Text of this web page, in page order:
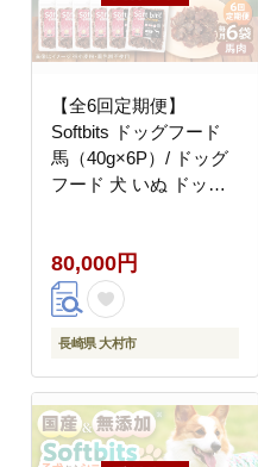
【全6回定期便】
Softbits ドッグフード
馬（40g×6P）/ ドッグ
フード 犬 いぬ ドッグ
[ACAM038]
80,000円
長崎県 大村市